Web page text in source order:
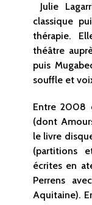
Julie
classique
thérapie.
théâtre
puis
souffle et
Entre 2008
(dont
le livre
(partitions
écrites en
Perrens
Aquitaine).